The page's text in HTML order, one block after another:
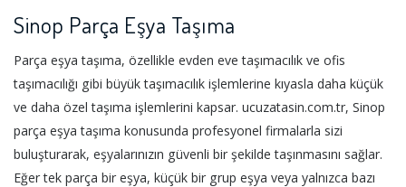
Sinop Parça Eşya Taşıma
Parça eşya taşıma, özellikle evden eve taşımacılık ve ofis
taşımacılığı gibi büyük taşımacılık işlemlerine kıyasla daha küçük
ve daha özel taşıma işlemlerini kapsar. ucuzatasin.com.tr, Sinop
parça eşya taşıma konusunda profesyonel firmalarla sizi
buluşturarak, eşyalarınızın güvenli bir şekilde taşınmasını sağlar.
Eğer tek parça bir eşya, küçük bir grup eşya veya yalnızca bazı